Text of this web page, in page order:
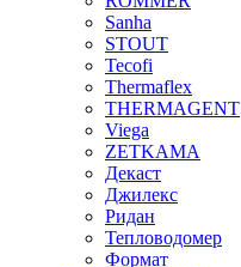
Sanha
STOUT
Tecofi
Thermaflex
THERMAGENT
Viega
ZETKAMA
Декаст
Джилекс
Ридан
Тепловодомер
Формат